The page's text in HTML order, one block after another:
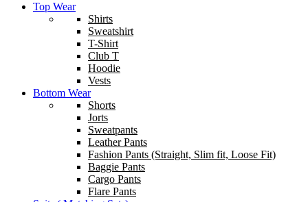
Top Wear
Shirts
Sweatshirt
T-Shirt
Club T
Hoodie
Vests
Bottom Wear
Shorts
Jorts
Sweatpants
Leather Pants
Fashion Pants (Straight, Slim fit, Loose Fit)
Baggie Pants
Cargo Pants
Flare Pants